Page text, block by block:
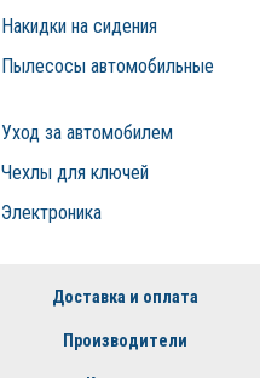
Накидки на сидения
Пылесосы автомобильные
Уход за автомобилем
Чехлы для ключей
Электроника
Доставка и оплата
Производители